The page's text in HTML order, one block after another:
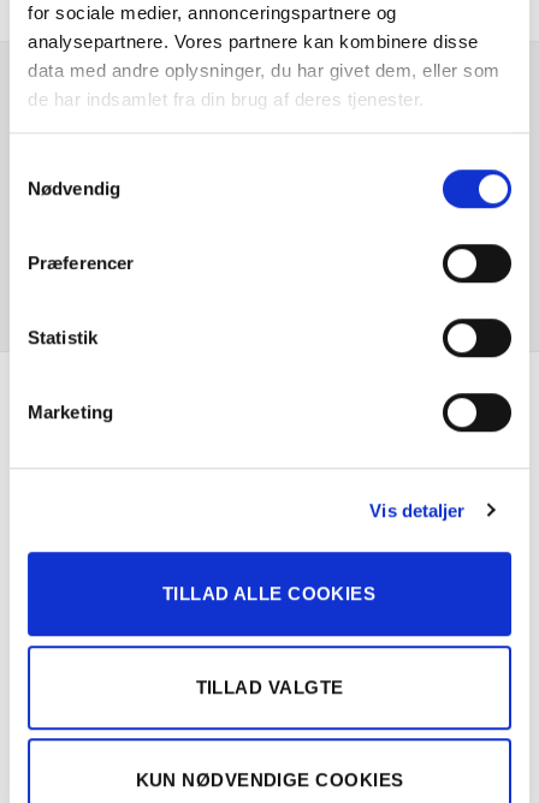
for sociale medier, annonceringspartnere og
analysepartnere. Vores partnere kan kombinere disse
data med andre oplysninger, du har givet dem, eller som
de har indsamlet fra din brug af deres tjenester.
Nødvendig
Præferencer
Statistik
Marketing
Vis detaljer
TILLAD ALLE COOKIES
TILLAD VALGTE
KUN NØDVENDIGE COOKIES
El indst. førersæde
El indst. førersæde m. memory
El-håndbremse
El-spejle
Fjernbetjent centrallås
Fuld LED forlygter
Er du interesseret i
kunder siger